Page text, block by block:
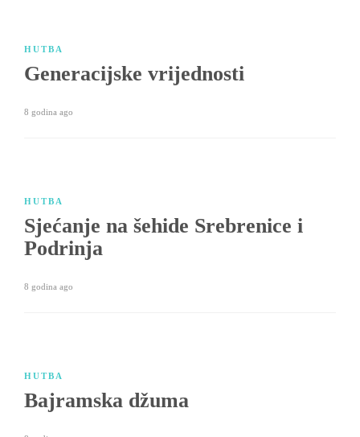
HUTBA
Generacijske vrijednosti
8 godina ago
HUTBA
Sjećanje na šehide Srebrenice i
Podrinja
8 godina ago
HUTBA
Bajramska džuma